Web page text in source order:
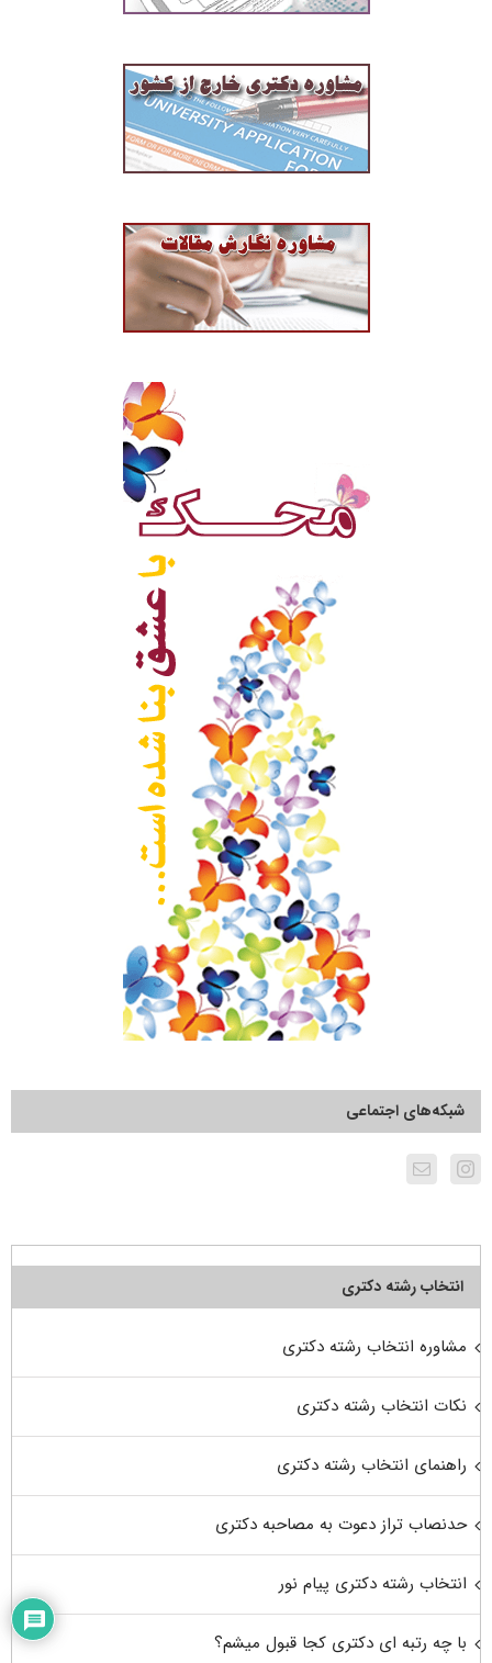
شبکه‌های اجتماعی
انتخاب رشته دکتری
مشاوره انتخاب رشته دکتری
نکات انتخاب رشته دکتری
راهنمای انتخاب رشته دکتری
حدنصاب تراز دعوت به مصاحبه دکتری
انتخاب رشته دکتری پیام نور
با چه رتبه ای دکتری کجا قبول میشم؟